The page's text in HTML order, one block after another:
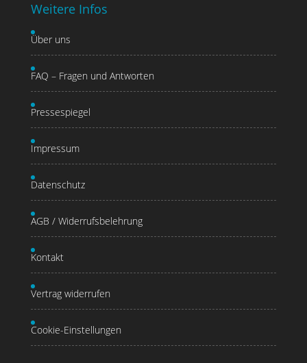
Weitere Infos
Über uns
FAQ – Fragen und Antworten
Pressespiegel
Impressum
Datenschutz
AGB / Widerrufsbelehrung
Kontakt
Vertrag widerrufen
Cookie-Einstellungen